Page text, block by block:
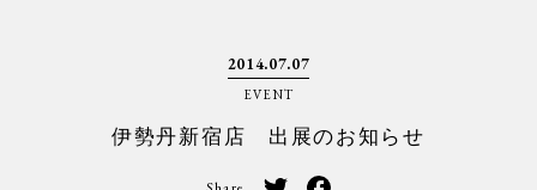
2014.07.07
EVENT
伊勢丹新宿店 出展のお知らせ